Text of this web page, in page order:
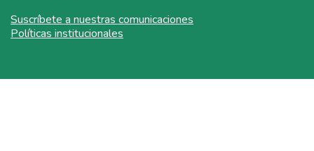
Suscríbete a nuestras comunicaciones
Políticas institucionales